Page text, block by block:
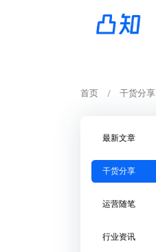
首页 干货分享
最新文章
干货分享
运营随笔
行业资讯